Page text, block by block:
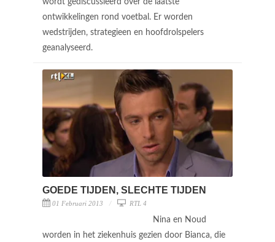
ontwikkelingen rond voetbal. Er worden
wedstrijden, strategieen en hoofdrolspelers
geanalyseerd.
GOEDE TIJDEN, SLECHTE TIJDEN
01 Februari 2013 RTL 4
Nina en Noud
worden in het ziekenhuis gezien door Bianca, die